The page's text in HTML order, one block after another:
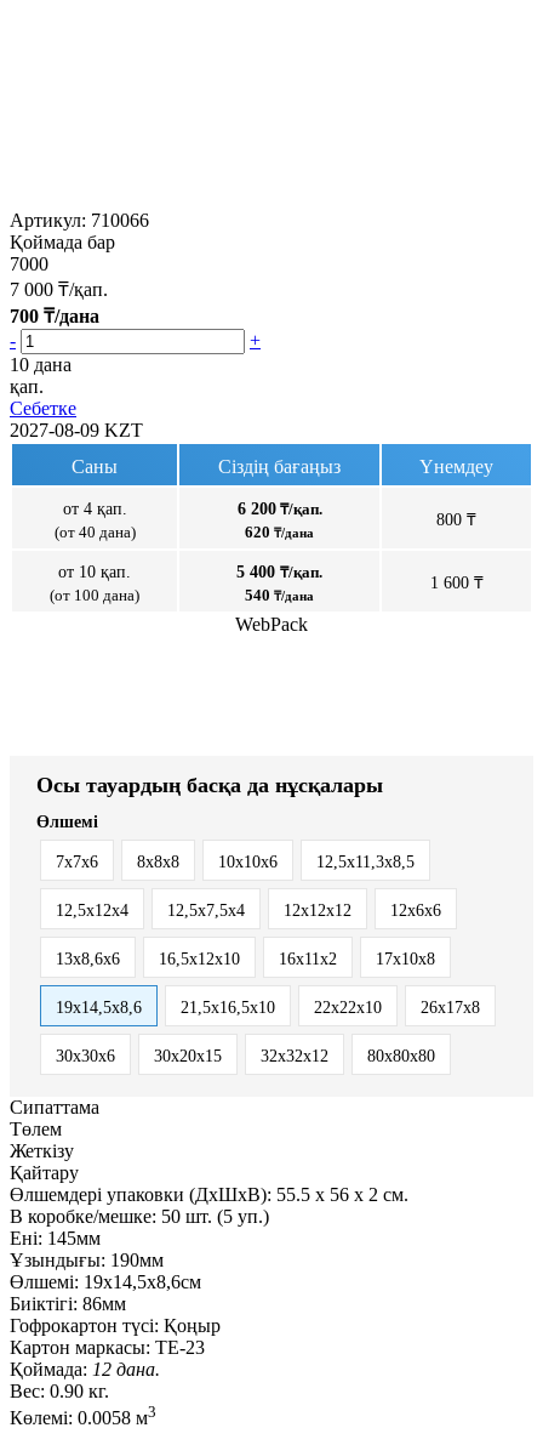
Артикул: 710066
Қоймада бар
7000
7 000 ₸/қап.
700 ₸/дана
-
+
10 дана
қап.
Себетке
2027-08-09 KZT
Саны
Сіздің бағаңыз Үнемдеу
от 4 қап.
(от 40 дана)
6 200₸/қап.
620 ₸/дана
800 ₸
от 10 қап.
(от 100 дана)
5 400 ₸/қап.
540 ₸/дана
1 600 ₸
WebPack
Осы тауардың басқа да нұсқалары
Өлшемі
7х7х6 8х8х8 10х10х6 12,5x11,3x8,5
12,5x12x4 12,5x7,5x4 12х12х12 12х6х6
13x8,6x6 16,5x12x10 16x11x2 17х10х8
19х14,5х8,6 21,5x16,5x10 22x22x10 26х17х8
30x30x6 30х20х15 32х32х12 80х80х80
Сипаттама
Төлем
Жеткізу
Қайтару
Өлшемдері упаковки (ДxШxВ): 55.5 x 56 x 2 см.
В коробке/мешке: 50 шт. (5 уп.)
Ені: 145мм
Ұзындығы: 190мм
Өлшемі: 19х14,5х8,6см
Биіктігі: 86мм
Гофрокартон түсі: Қоңыр
Картон маркасы: ТЕ-23
Қоймада: 12 дана.
Вес: 0.90 кг.
Көлемі: 0.0058 м3